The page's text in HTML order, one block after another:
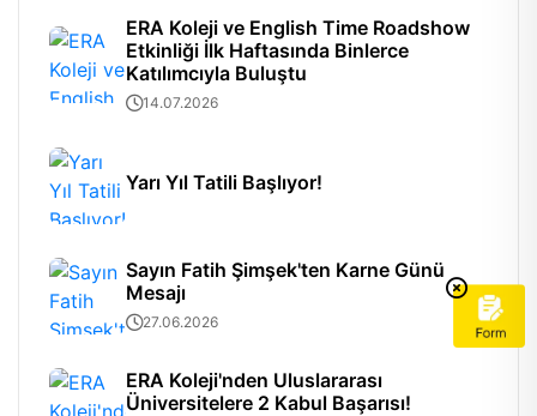
ERA Koleji ve English Time Roadshow
Etkinliği İlk Haftasında Binlerce
Katılımcıyla Buluştu
14.07.2026
Yarı Yıl Tatili Başlıyor!
Sayın Fatih Şimşek'ten Karne Günü
Mesajı
27.06.2026
ERA Koleji'nden Uluslararası
Üniversitelere 2 Kabul Başarısı!